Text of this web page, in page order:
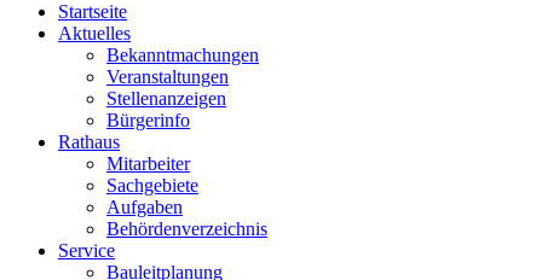
Startseite
Aktuelles
Bekanntmachungen
Veranstaltungen
Stellenanzeigen
Bürgerinfo
Rathaus
Mitarbeiter
Sachgebiete
Aufgaben
Behördenverzeichnis
Service
Bauleitplanung